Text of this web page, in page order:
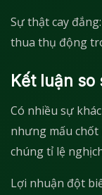
Sự thật cay
thua thụ động
Kết luận so
Có nhiều sự
nhưng mấu chốt
chúng tỉ lệ
Lợi nhuận đột